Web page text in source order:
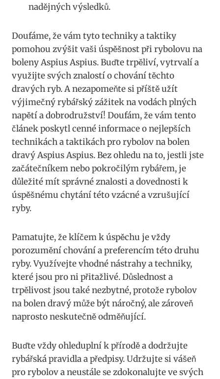
nadějných výsledků.
Doufáme,⁣ že vám tyto techniky a taktiky
pomohou zvýšit vaši úspěšnost při rybolovu na‍
boleny Aspius Aspius. Buďte trpěliví, vytrvalí a
využijte svých znalostí o chování ‍těchto
⁤dravých ryb. A nezapomeňte si příště užít
výjimečný⁤ rybářský zážitek na vodách plných
napětí a dobrodružství! Doufám, že vám ⁣tento
článek poskytl cenné informace o nejlepších
technikách a taktikách pro rybolov na bolen
dravý ⁢Aspius Aspius.‍ Bez ohledu na to, ‍jestli jste
začátečníkem nebo pokročilým rybářem, je
důležité mít správné znalosti a dovednosti k
úspěšnému chytání této vzácné a vzrušující
ryby.
Pamatujte,‌ že ⁢klíčem k úspěchu je vždy
porozumění chování ⁤a⁣ preferencím této⁣ druhu
ryby. Využívejte vhodné nástrahy a techniky,
které⁣ jsou pro ni ‍přitažlivé. Důslednost a
trpělivost jsou také nezbytné, protože rybolov
na bolen dravý může být náročný,‌ ale zároveň
naprosto neskutečně odměňující.
Buďte vždy ohleduplní k přírodě a dodržujte
rybářská pravidla a předpisy. Udržujte si vášeň
pro rybolov a neustále se zdokonalujte ve svých